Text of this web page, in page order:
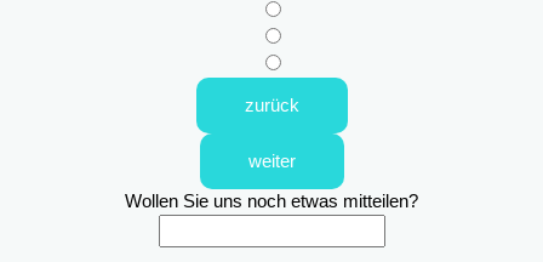
zurück
weiter
Wollen Sie uns noch etwas mitteilen?